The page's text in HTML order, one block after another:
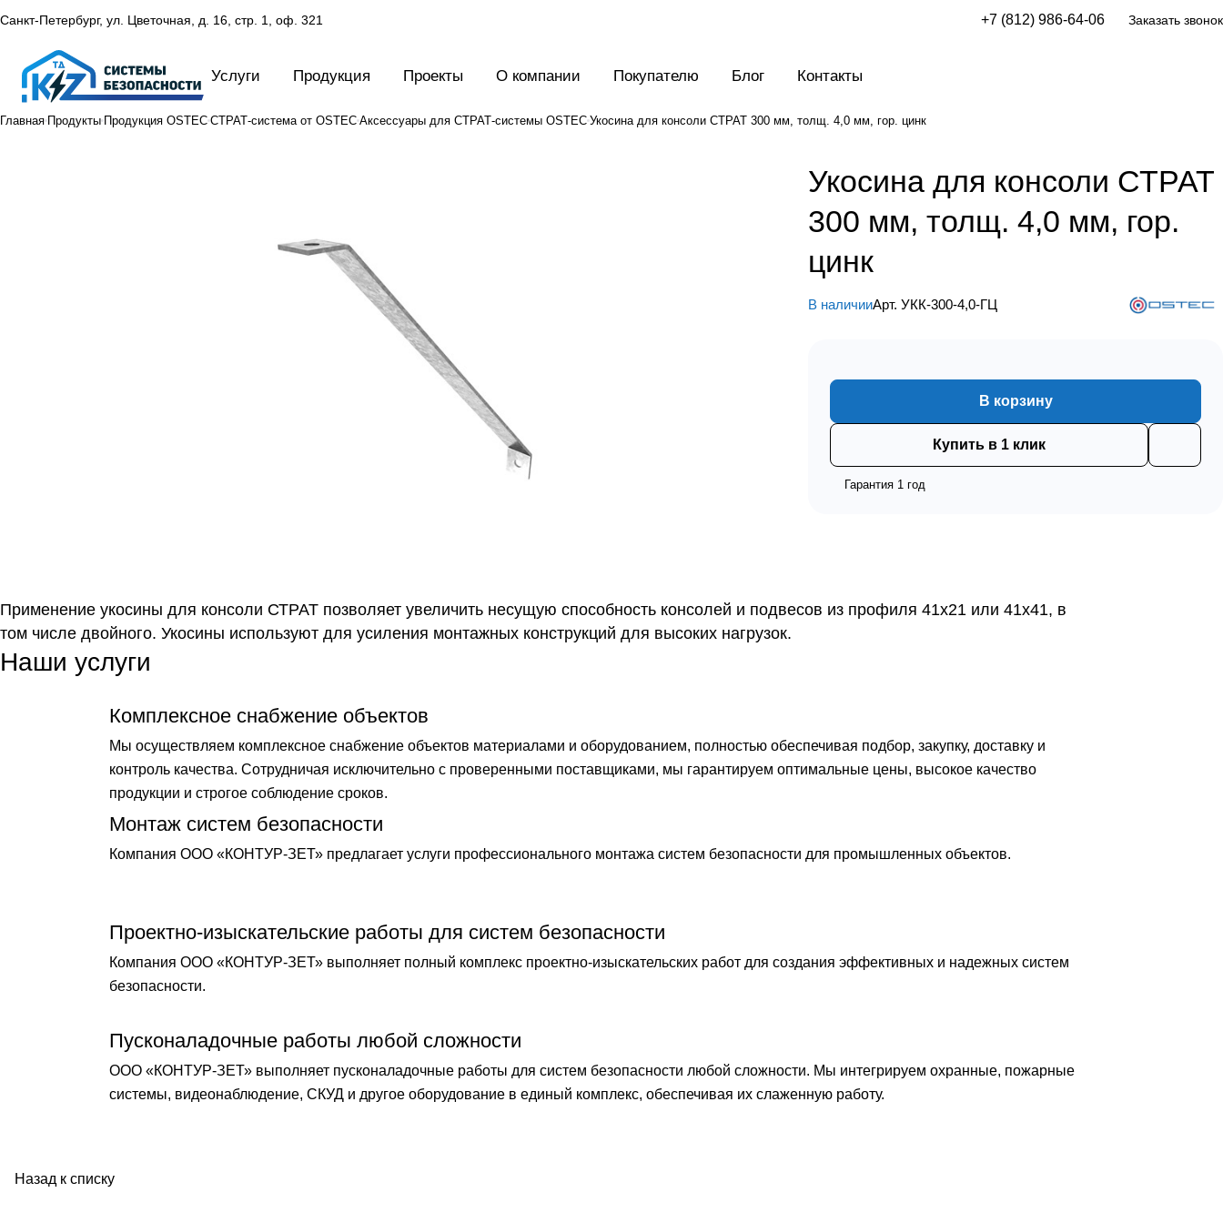
Санкт-Петербург, ул. Цветочная, д. 16, стр. 1, оф. 321 +7 (812) 986-64-06 Заказать звонок
Услуги Продукция Проекты О компании Покупателю Блог Контакты
Главная Продукты Продукция OSTEC СТРАТ-система от OSTEC Аксессуары для СТРАТ-системы OSTEC Укосина для консоли СТРАТ 300 мм, толщ. 4,0 мм, гор. цинк
Укосина для консоли СТРАТ
300 мм, толщ. 4,0 мм, гор.
цинк
В наличииАрт. УКК-300-4,0-ГЦ
В корзину
Купить в 1 клик
Гарантия 1 год
Применение укосины для консоли СТРАТ позволяет увеличить несущую способность консолей и подвесов из профиля 41х21 или 41х41, в
том числе двойного. Укосины используют для усиления монтажных конструкций для высоких нагрузок.
Наши услуги
Комплексное снабжение объектов
Мы осуществляем комплексное снабжение объектов материалами и оборудованием, полностью обеспечивая подбор, закупку, доставку и
контроль качества. Сотрудничая исключительно с проверенными поставщиками, мы гарантируем оптимальные цены, высокое качество
продукции и строгое соблюдение сроков.
Монтаж систем безопасности
Компания ООО «КОНТУР-ЗЕТ» предлагает услуги профессионального монтажа систем безопасности для промышленных объектов.
Проектно-изыскательские работы для систем безопасности
Компания ООО «КОНТУР-ЗЕТ» выполняет полный комплекс проектно-изыскательских работ для создания эффективных и надежных систем
безопасности.
Пусконаладочные работы любой сложности
ООО «КОНТУР-ЗЕТ» выполняет пусконаладочные работы для систем безопасности любой сложности. Мы интегрируем охранные, пожарные
системы, видеонаблюдение, СКУД и другое оборудование в единый комплекс, обеспечивая их слаженную работу.
Назад к списку